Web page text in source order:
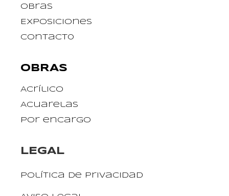
Obras
Exposiciones
Contact0
OBRAS
Acrílico
Acuarelas
Por encargo
LEGAL
Política de privacidad